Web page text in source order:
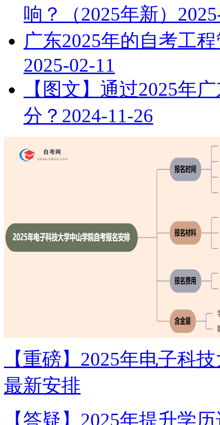
响？（2025年新）
广东2025年的自考工
2025-02-11
【图文】通过2025年
分？ 2024-11-26
【重磅】2025年电子科
最新安排
【答疑】2025年提升学